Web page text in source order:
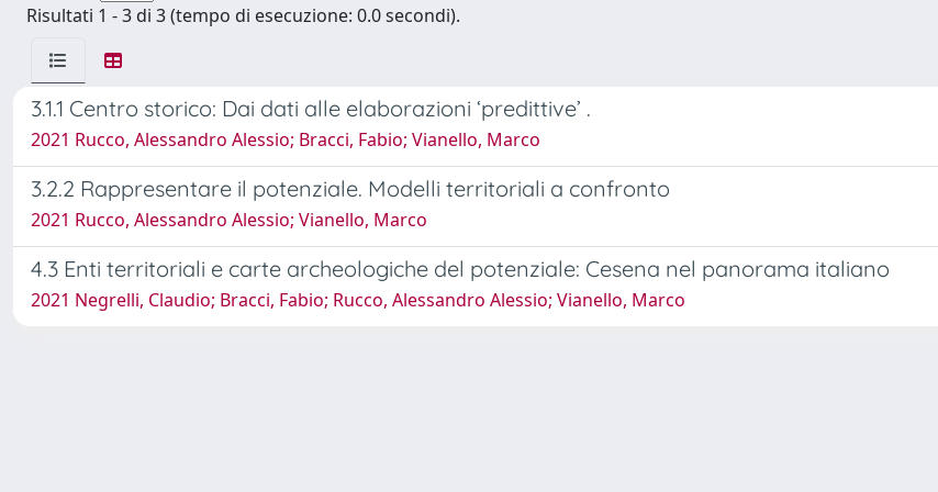
Risultati 1 - 3 di 3 (tempo di esecuzione: 0.0 secondi).
3.1.1 Centro storico: Dai dati alle elaborazioni ‘predittive’ .
2021 Rucco, Alessandro Alessio; Bracci, Fabio; Vianello, Marco
3.2.2 Rappresentare il potenziale. Modelli territoriali a confronto
2021 Rucco, Alessandro Alessio; Vianello, Marco
4.3 Enti territoriali e carte archeologiche del potenziale: Cesena nel panorama italiano
2021 Negrelli, Claudio; Bracci, Fabio; Rucco, Alessandro Alessio; Vianello, Marco